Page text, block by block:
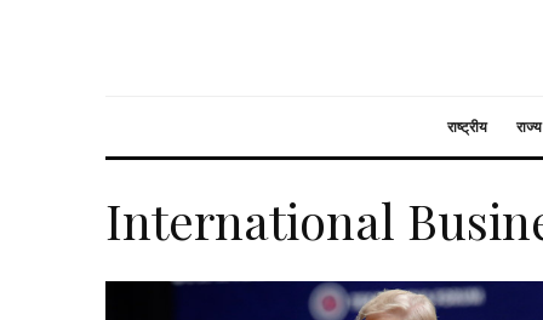
राष्ट्रीय राज्य
International